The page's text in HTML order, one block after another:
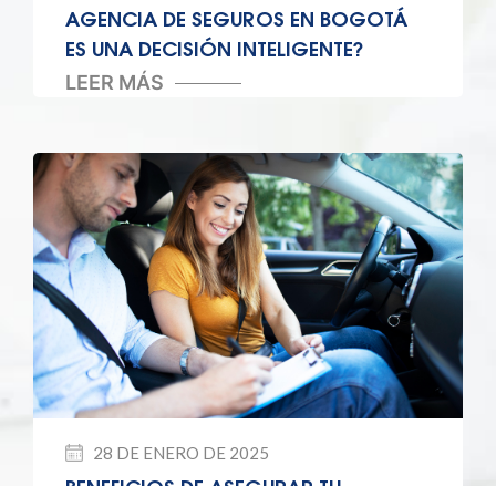
AGENCIA DE SEGUROS EN BOGOTÁ
ES UNA DECISIÓN INTELIGENTE?
LEER MÁS
28 DE ENERO DE 2025